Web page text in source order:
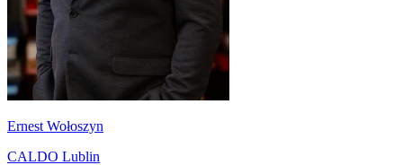
Ernest Wołoszyn
CALDO Lublin